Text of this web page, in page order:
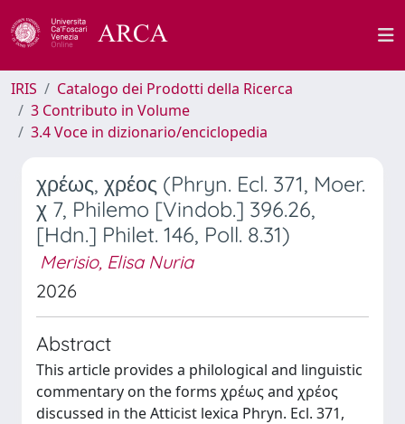
IRIS
Catalogo dei Prodotti della Ricerca
3 Contributo in Volume
3.4 Voce in dizionario/enciclopedia
χρέως, χρέος (Phryn. Ecl. 371, Moer.
χ 7, Philemo [Vindob.] 396.26,
[Hdn.] Philet. 146, Poll. 8.31)
Merisio, Elisa Nuria
2026
Abstract
This article provides a philological and linguistic
commentary on the forms χρέως and χρέος
discussed in the Atticist lexica Phryn. Ecl. 371,